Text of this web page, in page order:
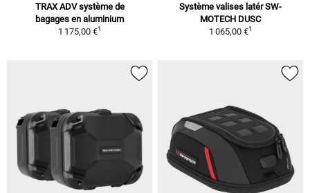
TRAX ADV système de
bagages en aluminium
1 175,00 €1
Système valises latér SW-
MOTECH DUSC
1 065,00 €1